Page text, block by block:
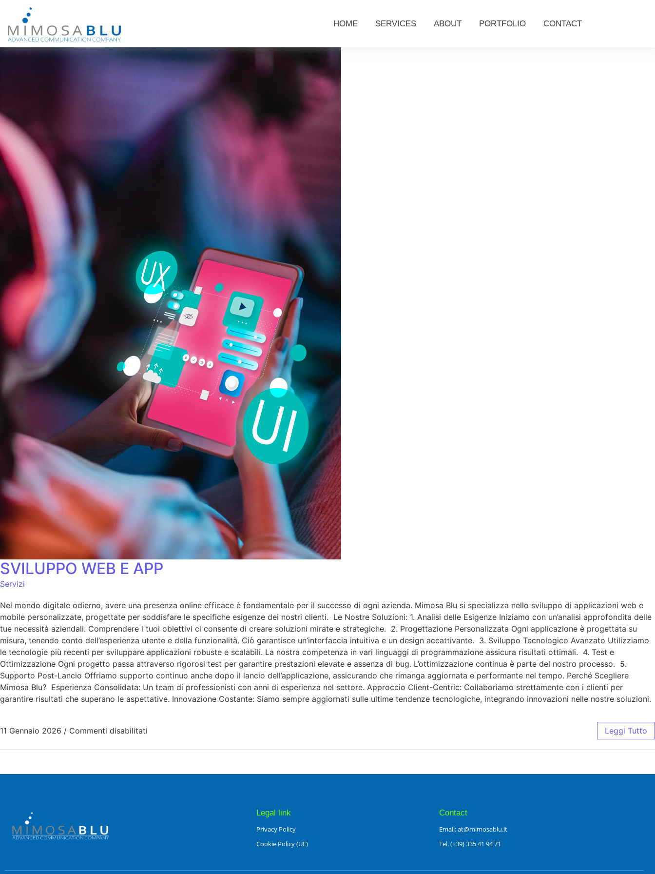
HOME SERVICES ABOUT PORTFOLIO CONTACT
SVILUPPO WEB E APP
Servizi
Nel mondo digitale odierno, avere una presenza online efficace è fondamentale per il successo di ogni azienda. Mimosa Blu si specializza nello sviluppo di applicazioni web e
mobile personalizzate, progettate per soddisfare le specifiche esigenze dei nostri clienti. Le Nostre Soluzioni: 1. Analisi delle Esigenze Iniziamo con un’analisi approfondita delle
tue necessità aziendali. Comprendere i tuoi obiettivi ci consente di creare soluzioni mirate e strategiche. 2. Progettazione Personalizzata Ogni applicazione è progettata su
misura, tenendo conto dell’esperienza utente e della funzionalità. Ciò garantisce un’interfaccia intuitiva e un design accattivante. 3. Sviluppo Tecnologico Avanzato Utilizziamo
le tecnologie più recenti per sviluppare applicazioni robuste e scalabili. La nostra competenza in vari linguaggi di programmazione assicura risultati ottimali. 4. Test e
Ottimizzazione Ogni progetto passa attraverso rigorosi test per garantire prestazioni elevate e assenza di bug. L’ottimizzazione continua è parte del nostro processo. 5.
Supporto Post-Lancio Offriamo supporto continuo anche dopo il lancio dell’applicazione, assicurando che rimanga aggiornata e performante nel tempo. Perché Scegliere
Mimosa Blu? Esperienza Consolidata: Un team di professionisti con anni di esperienza nel settore. Approccio Client-Centric: Collaboriamo strettamente con i clienti per
garantire risultati che superano le aspettative. Innovazione Costante: Siamo sempre aggiornati sulle ultime tendenze tecnologiche, integrando innovazioni nelle nostre soluzioni.
11 Gennaio 2026 / Commenti disabilitati Leggi Tutto
Legal link
Privacy Policy
Cookie Policy (UE)
Contact
Email: at@mimosablu.it
Tel. (+39) 335 41 94 71